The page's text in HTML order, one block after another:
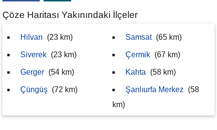
Çöze Haritası Yakınındaki İlçeler
Hilvan (23 km)
Siverek (23 km)
Gerger (54 km)
Çüngüş (72 km)
Samsat (65 km)
Çermik (67 km)
Kahta (58 km)
Şanlıurfa Merkez
(58
km)